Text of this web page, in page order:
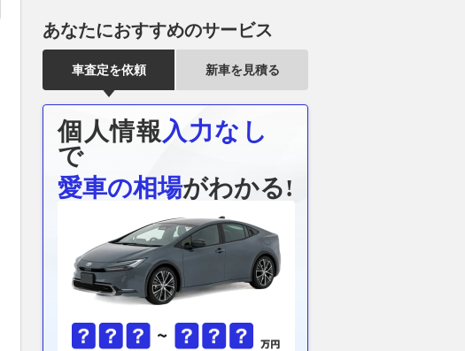
オリックスカーシェア、「プレ
ミアムクラス」新設…『ランド
クルーザーFJ』や『エルグラ
ンド』新型を導入へ
2026.08.07 レスポンス
「こういうのが欲しかったの
よ…」いつでも新品。ドンキの
［ちぎって使えるマイクロファ
実際に使用して検証
2026.08.07 月刊自家用車WEB
あなたにおすすめのサービス
車査定を依頼 新車を見積る
個人情報 入力なし
で
愛車の相場がわかる!